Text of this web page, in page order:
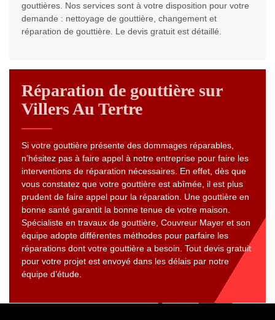
gouttières. Nos services sont à votre disposition pour votre
demande : nettoyage de gouttière, changement et
réparation de gouttière. Le devis gratuit est détaillé.
Réparation de gouttière sur
Villers Au Tertre
Si votre gouttière présente des dommages réparables,
n’hésitez pas à faire appel à notre entreprise pour faire les
interventions de réparation nécessaires. En effet, dès que
vous constatez que votre gouttière est abîmée, il est plus
prudent de faire appel pour la réparation. Une gouttière en
bonne santé garantit la bonne tenue de votre maison.
Spécialiste en travaux de gouttière, Couvreur Mayer et son
équipe adopte différentes méthodes pour parfaire les
réparations dont votre gouttière a besoin. Tout devis gratuit
pour votre projet est envoyé dans les délais par notre
équipe d’étude.